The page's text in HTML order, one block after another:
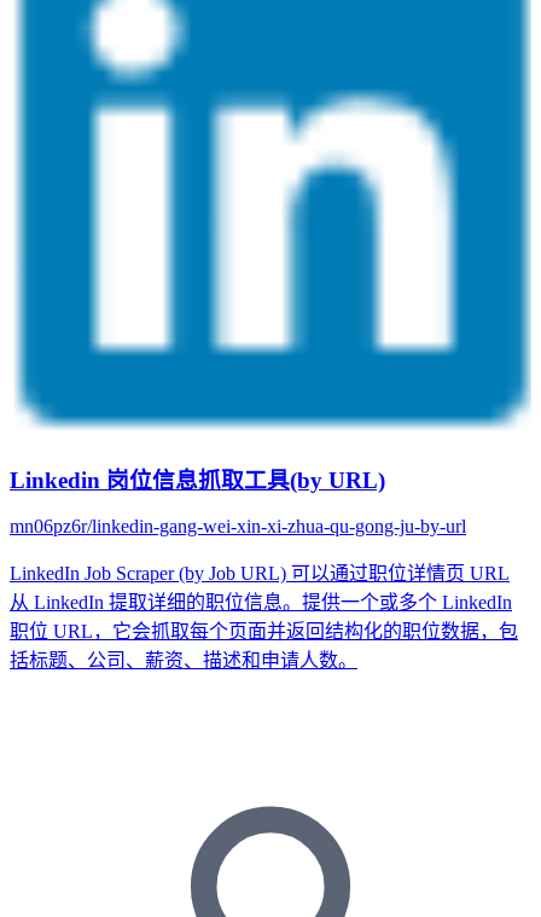
Linkedin 岗位信息抓取工具(by URL)
mn06pz6r/linkedin-gang-wei-xin-xi-zhua-qu-gong-ju-by-url
LinkedIn Job Scraper (by Job URL) 可以通过职位详情页 URL
从 LinkedIn 提取详细的职位信息。提供一个或多个 LinkedIn
职位 URL，它会抓取每个页面并返回结构化的职位数据，包
括标题、公司、薪资、描述和申请人数。